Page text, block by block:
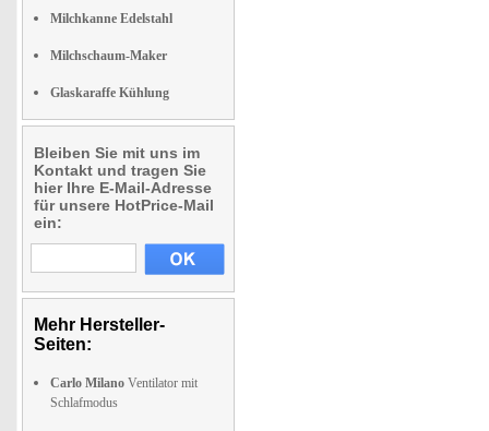
Milchkanne Edelstahl
Milchschaum-Maker
Glaskaraffe Kühlung
Bleiben Sie mit uns im
Kontakt und tragen Sie
hier Ihre E-Mail-Adresse
für unsere HotPrice-Mail
ein:
Mehr Hersteller-
Seiten:
Carlo Milano Ventilator mit
Schlafmodus